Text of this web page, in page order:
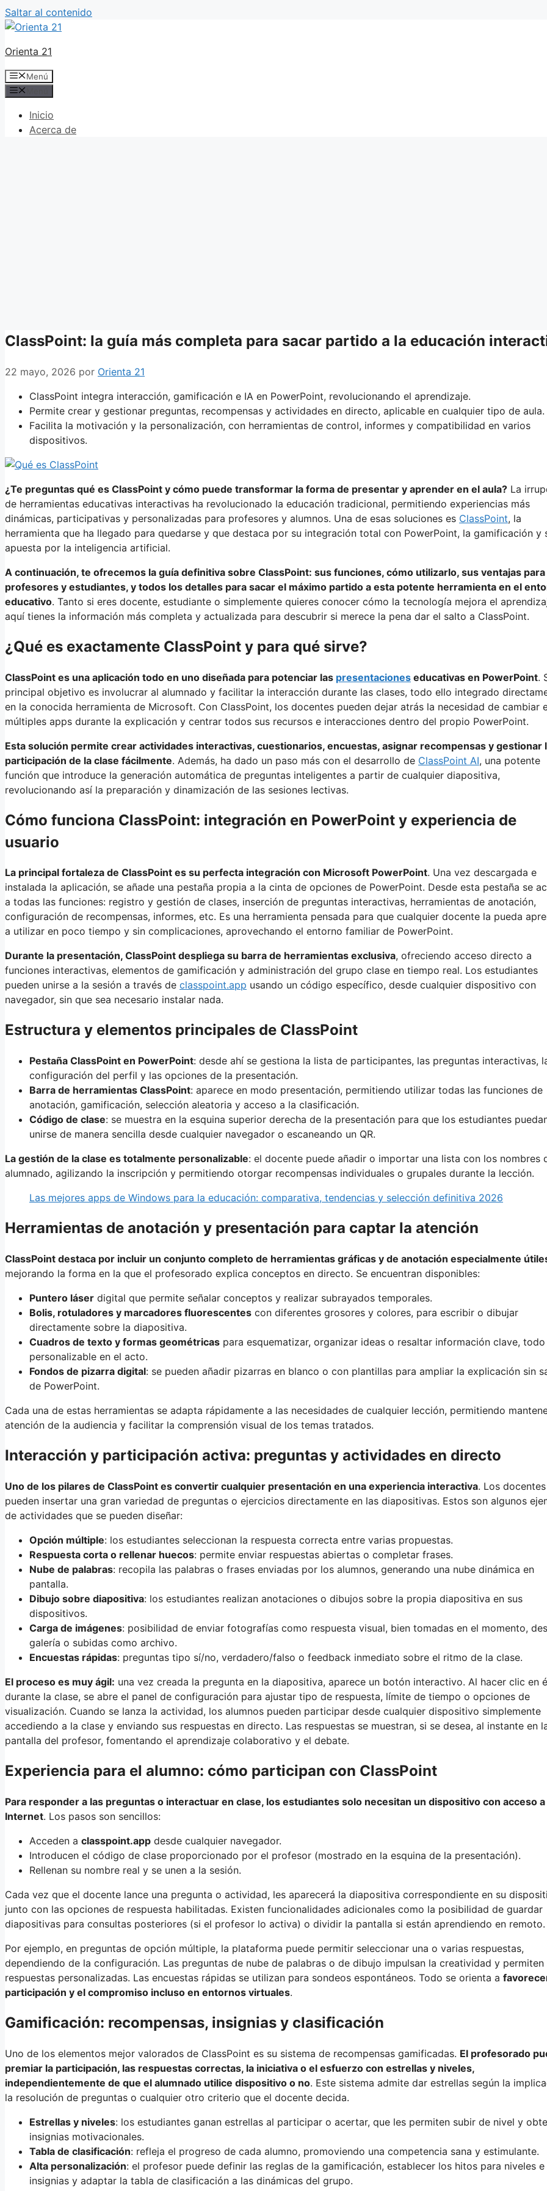
Saltar al contenido
Orienta 21
Menú
Inicio
Acerca de
ClassPoint: la guía más completa para sacar partido a la educación
22 mayo, 2026 por Orienta 21
ClassPoint integra interacción, gamificación e IA en PowerPoint, revolucionando el aprendizaje.
Permite crear y gestionar preguntas, recompensas y actividades en directo, aplicable en cualquier tipo de aula.
Facilita la motivación y la personalización, con herramientas de control, informes y compatibilidad en varios
dispositivos.
¿Te preguntas qué es ClassPoint y cómo puede transformar la forma de presentar y aprender en el aula? La
de herramientas educativas interactivas ha revolucionado la educación tradicional, permitiendo experiencias más
dinámicas, participativas y personalizadas para profesores y alumnos. Una de esas soluciones es ClassPoint, la
herramienta que ha llegado para quedarse y que destaca por su integración total con PowerPoint, la gamificación y
apuesta por la inteligencia artificial.
A continuación, te ofrecemos la guía definitiva sobre ClassPoint: sus funciones, cómo utilizarlo, sus ventajas para
profesores y estudiantes, y todos los detalles para sacar el máximo partido a esta potente herramienta en el
educativo. Tanto si eres docente, estudiante o simplemente quieres conocer cómo la tecnología mejora el
aquí tienes la información más completa y actualizada para descubrir si merece la pena dar el salto a ClassPoint.
¿Qué es exactamente ClassPoint y para qué sirve?
ClassPoint es una aplicación todo en uno diseñada para potenciar las presentaciones educativas en PowerPoint.
principal objetivo es involucrar al alumnado y facilitar la interacción durante las clases, todo ello integrado
en la conocida herramienta de Microsoft. Con ClassPoint, los docentes pueden dejar atrás la necesidad de cambiar
múltiples apps durante la explicación y centrar todos sus recursos e interacciones dentro del propio PowerPoint.
Esta solución permite crear actividades interactivas, cuestionarios, encuestas, asignar recompensas y gestionar
participación de la clase fácilmente. Además, ha dado un paso más con el desarrollo de ClassPoint AI, una potente
función que introduce la generación automática de preguntas inteligentes a partir de cualquier diapositiva,
revolucionando así la preparación y dinamización de las sesiones lectivas.
Cómo funciona ClassPoint: integración en PowerPoint y experiencia de
usuario
La principal fortaleza de ClassPoint es su perfecta integración con Microsoft PowerPoint. Una vez descargada e
instalada la aplicación, se añade una pestaña propia a la cinta de opciones de PowerPoint. Desde esta pestaña se
a todas las funciones: registro y gestión de clases, inserción de preguntas interactivas, herramientas de anotación,
configuración de recompensas, informes, etc. Es una herramienta pensada para que cualquier docente la pueda
a utilizar en poco tiempo y sin complicaciones, aprovechando el entorno familiar de PowerPoint.
Durante la presentación, ClassPoint despliega su barra de herramientas exclusiva, ofreciendo acceso directo a
funciones interactivas, elementos de gamificación y administración del grupo clase en tiempo real. Los estudiantes
pueden unirse a la sesión a través de classpoint.app usando un código específico, desde cualquier dispositivo con
navegador, sin que sea necesario instalar nada.
Estructura y elementos principales de ClassPoint
Pestaña ClassPoint en PowerPoint: desde ahí se gestiona la lista de participantes, las preguntas interactivas,
configuración del perfil y las opciones de la presentación.
Barra de herramientas ClassPoint: aparece en modo presentación, permitiendo utilizar todas las funciones de
anotación, gamificación, selección aleatoria y acceso a la clasificación.
Código de clase: se muestra en la esquina superior derecha de la presentación para que los estudiantes
unirse de manera sencilla desde cualquier navegador o escaneando un QR.
La gestión de la clase es totalmente personalizable: el docente puede añadir o importar una lista con los nombres
alumnado, agilizando la inscripción y permitiendo otorgar recompensas individuales o grupales durante la lección.
Las mejores apps de Windows para la educación: comparativa, tendencias y selección definitiva 2026
Herramientas de anotación y presentación para captar la atención
ClassPoint destaca por incluir un conjunto completo de herramientas gráficas y de anotación especialmente
mejorando la forma en la que el profesorado explica conceptos en directo. Se encuentran disponibles:
Puntero láser digital que permite señalar conceptos y realizar subrayados temporales.
Bolis, rotuladores y marcadores fluorescentes con diferentes grosores y colores, para escribir o dibujar
directamente sobre la diapositiva.
Cuadros de texto y formas geométricas para esquematizar, organizar ideas o resaltar información clave,
personalizable en el acto.
Fondos de pizarra digital: se pueden añadir pizarras en blanco o con plantillas para ampliar la explicación sin
de PowerPoint.
Cada una de estas herramientas se adapta rápidamente a las necesidades de cualquier lección, permitiendo
atención de la audiencia y facilitar la comprensión visual de los temas tratados.
Interacción y participación activa: preguntas y actividades en directo
Uno de los pilares de ClassPoint es convertir cualquier presentación en una experiencia interactiva. Los docentes
pueden insertar una gran variedad de preguntas o ejercicios directamente en las diapositivas. Estos son algunos
de actividades que se pueden diseñar:
Opción múltiple: los estudiantes seleccionan la respuesta correcta entre varias propuestas.
Respuesta corta o rellenar huecos: permite enviar respuestas abiertas o completar frases.
Nube de palabras: recopila las palabras o frases enviadas por los alumnos, generando una nube dinámica en
pantalla.
Dibujo sobre diapositiva: los estudiantes realizan anotaciones o dibujos sobre la propia diapositiva en sus
dispositivos.
Carga de imágenes: posibilidad de enviar fotografías como respuesta visual, bien tomadas en el momento,
galería o subidas como archivo.
Encuestas rápidas: preguntas tipo sí/no, verdadero/falso o feedback inmediato sobre el ritmo de la clase.
El proceso es muy ágil: una vez creada la pregunta en la diapositiva, aparece un botón interactivo. Al hacer clic en
durante la clase, se abre el panel de configuración para ajustar tipo de respuesta, límite de tiempo o opciones de
visualización. Cuando se lanza la actividad, los alumnos pueden participar desde cualquier dispositivo simplemente
accediendo a la clase y enviando sus respuestas en directo. Las respuestas se muestran, si se desea, al instante en
pantalla del profesor, fomentando el aprendizaje colaborativo y el debate.
Experiencia para el alumno: cómo participan con ClassPoint
Para responder a las preguntas o interactuar en clase, los estudiantes solo necesitan un dispositivo con acceso a
Internet. Los pasos son sencillos:
Acceden a classpoint.app desde cualquier navegador.
Introducen el código de clase proporcionado por el profesor (mostrado en la esquina de la presentación).
Rellenan su nombre real y se unen a la sesión.
Cada vez que el docente lance una pregunta o actividad, les aparecerá la diapositiva correspondiente en su
junto con las opciones de respuesta habilitadas. Existen funcionalidades adicionales como la posibilidad de guardar
diapositivas para consultas posteriores (si el profesor lo activa) o dividir la pantalla si están aprendiendo en remoto.
Por ejemplo, en preguntas de opción múltiple, la plataforma puede permitir seleccionar una o varias respuestas,
dependiendo de la configuración. Las preguntas de nube de palabras o de dibujo impulsan la creatividad y permiten
respuestas personalizadas. Las encuestas rápidas se utilizan para sondeos espontáneos. Todo se orienta a
participación y el compromiso incluso en entornos virtuales.
Gamificación: recompensas, insignias y clasificación
Uno de los elementos mejor valorados de ClassPoint es su sistema de recompensas gamificadas. El profesorado
premiar la participación, las respuestas correctas, la iniciativa o el esfuerzo con estrellas y niveles,
independientemente de que el alumnado utilice dispositivo o no. Este sistema admite dar estrellas según la
la resolución de preguntas o cualquier otro criterio que el docente decida.
Estrellas y niveles: los estudiantes ganan estrellas al participar o acertar, que les permiten subir de nivel y
insignias motivacionales.
Tabla de clasificación: refleja el progreso de cada alumno, promoviendo una competencia sana y estimulante.
Alta personalización: el profesor puede definir las reglas de la gamificación, establecer los hitos para niveles e
insignias y adaptar la tabla de clasificación a las dinámicas del grupo.